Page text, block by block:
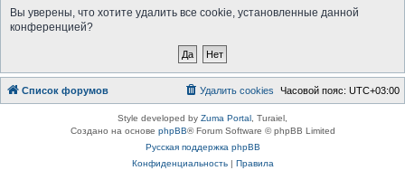
Вы уверены, что хотите удалить все cookie, установленные данной
конференцией?
Список форумов Часовой пояс: UTC+03:00
Удалить cookies
Style developed by Zuma Portal , Turaiel,
Создано на основе phpBB® Forum Software © phpBB Limited
Русская поддержка phpBB
Конфиденциальность| Правила